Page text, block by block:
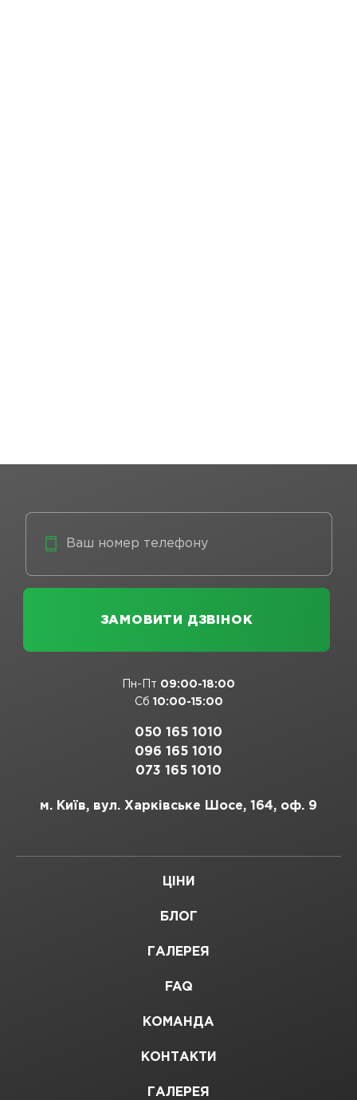
Пн-Пт 09:00-18:00
Сб 10:00-15:00
050 165 1010
096 165 1010
073 165 1010
м. Київ, вул. Харківське Шосе, 164, оф. 9
ЦІНИ
БЛОГ
ГАЛЕРЕЯ
FAQ
КОМАНДА
КОНТАКТИ
ГАЛЕРЕЯ